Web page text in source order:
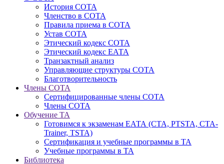
История СОТА
Членство в СОТА
Правила приема в СОТА
Устав СОТА
Этический кодекс СОТА
Этический кодекс ЕАТА
Транзактный анализ
Управляющие структуры СОТА
Благотворительность
Члены СОТА
Сертифицированные члены СОТА
Члены СОТА
Обучение ТА
Готовимся к экзаменам ЕАТА (СТА, PTSTA, СТА-
Trainer, TSTA)
Сертификация и учебные программы в ТА
Учебные программы в ТА
Библиотека